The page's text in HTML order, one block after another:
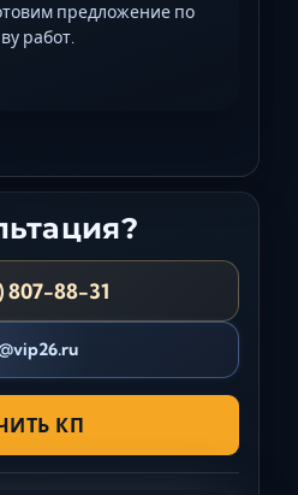
предложение по
работ.
807-88-31
КП